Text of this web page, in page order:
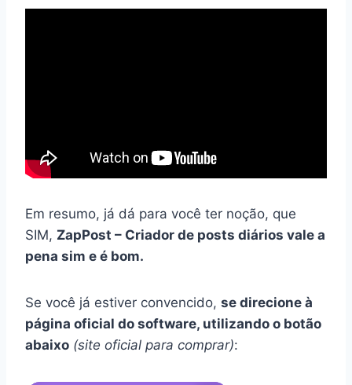
Em resumo, já dá para você ter noção, que
SIM, ZapPost – Criador de posts diários vale a
pena sim e é bom.
Se você já estiver convencido, se direcione à
página oficial do software, utilizando o botão
abaixo (site oficial para comprar):